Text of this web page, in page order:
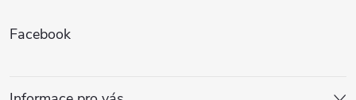
d
Facebook